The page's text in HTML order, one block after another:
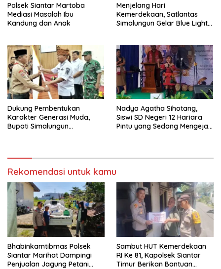
Polsek Siantar Martoba
Mediasi Masalah Ibu
Kandung dan Anak
Menjelang Hari
Kemerdekaan, Satlantas
Simalungun Gelar Blue Light
Saribudolok
Dukung Pembentukan
Karakter Generasi Muda,
Bupati Simalungun
Nadya Agatha Sihotang,
Siswi SD Negeri 12 Hariara
Pintu yang Sedang Mengejar
Rekomendasi untuk kamu
Bhabinkamtibmas Polsek
Siantar Marihat Dampingi
Penjualan Jagung Petani
Sambut HUT Kemerdekaan
RI Ke 81, Kapolsek Siantar
Timur Berikan Bantuan